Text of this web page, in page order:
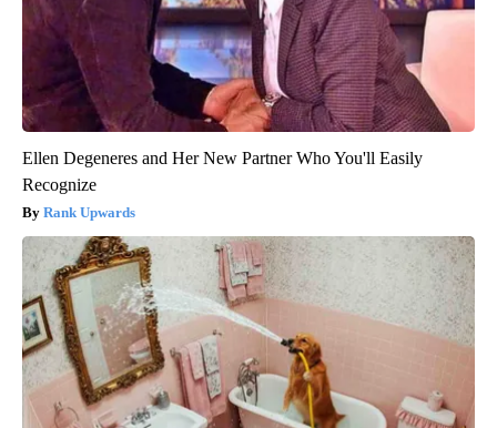
Ellen Degeneres and Her New Partner Who You'll Easily
Recognize
Rank Upwards